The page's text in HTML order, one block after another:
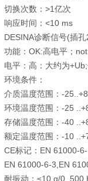
切换次数：>1亿次
响应时间：<10 ms
DESINA诊断信号(插
功能：OK:高电平；
电平：高：大约为
环境条件：
介质温度范围：-
环境温度范围：-25
存储温度范围：-40
额定温度范围：-10
CE标记：EN 61000-
EN 61000-6-3,EN
耐振动：≤10 g/